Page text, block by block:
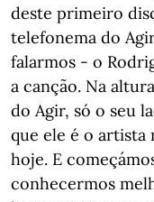
deste primeiro
telefonema do
falarmos - o
a canção. Na
do Agir, só o seu
que ele é o artista
hoje. E
conhecermos